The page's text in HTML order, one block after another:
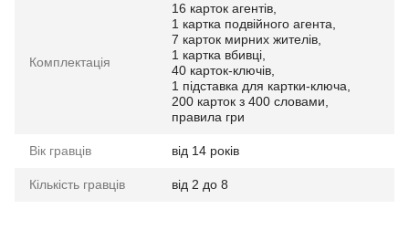
Комплектація
16 карток агентів,
1 картка подвійного агента,
7 карток мирних жителів,
1 картка вбивці,
40 карток-ключів,
1 підставка для картки-ключа,
200 карток з 400 словами,
правила гри
Вік гравців від 14 років
Кількість гравців від 2 до 8